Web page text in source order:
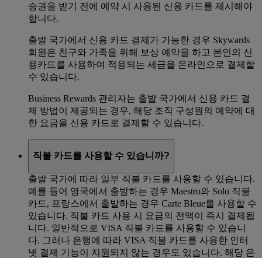
승권을 받기 전에 예약 시 사용된 신용 카드를 제시해야
합니다.
출발 국가에서 신용 카드 결제가 가능한 경우 Skywards
회원은 친구와 가족을 위해 보상 예약을 하고 본인의 신
용카드를 사용하여 적용되는 세금을 온라인으로 결제할
수 있습니다.
Business Rewards 관리자는 출발 국가에서 신용 카드 결
제 방법이 제공되는 경우, 해당 조직 구성원의 예약에 대
한 요금을 신용 카드로 결제할 수 있습니다.
직불 카드를 사용할 수 있습니까?
출발 국가에 따라 일부 직불 카드를 사용할 수 있습니다.
예를 들어 영국에서 출발하는 경우 Maestro와 Solo 직불
카드, 프랑스에서 출발하는 경우 Carte Bleue를 사용할 수
있습니다. 직불 카드 사용 시 요금의 전액이 즉시 결제됩
니다. 일반적으로 VISA 직불 카드를 사용할 수 있습니
다. 그러나 은행에 따라 VISA 직불 카드를 사용한 인터
넷 결제 기능이 지원되지 않는 경우도 있습니다. 해당 은